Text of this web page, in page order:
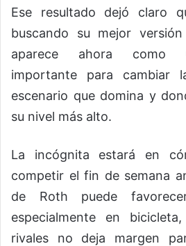
Ese resultado dejó claro
buscando su mejor
aparece ahora como
importante para cambiar
escenario que domina y
su nivel más alto.
La incógnita estará en
competir el fin de semana
de Roth puede
especialmente en
rivales no deja margen